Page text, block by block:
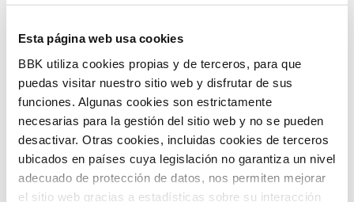
Esta página web usa cookies
BBK utiliza cookies propias y de terceros, para que
puedas visitar nuestro sitio web y disfrutar de sus
funciones. Algunas cookies son estrictamente
necesarias para la gestión del sitio web y no se pueden
desactivar. Otras cookies, incluidas cookies de terceros
ubicados en países cuya legislación no garantiza un nivel
adecuado de protección de datos, nos permiten mejorar
el sitio web gracias a estadísticas sobre su interacción
toque especialmente emotivo a esta cita solidaria.
Moses & The Tablets se compone de varios músicos
con una dilatada experiencia en distintas bandas para
disfrutar del soul, del blues e incluso del funk de una
seriedad y calidad que cada uno de ellos aporta.